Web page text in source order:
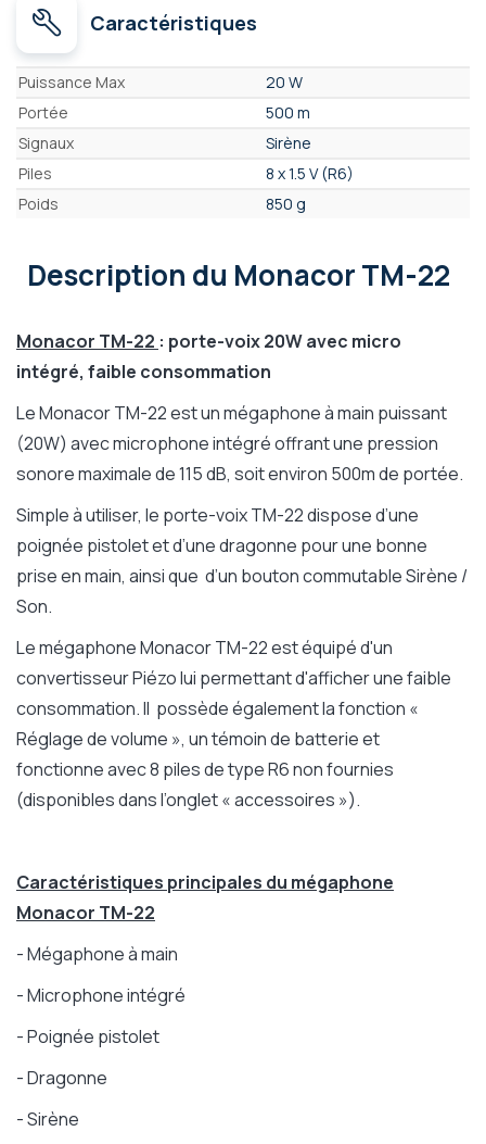
Caractéristiques
Caractéristiques
Puissance Max
20 W
Portée
500 m
Signaux
Sirène
Piles
8 x 1.5 V (R6)
Poids
850 g
Description du Monacor TM-22
Monacor TM-22 : porte-voix 20W avec micro
intégré, faible consommation
Le Monacor TM-22 est un mégaphone à main puissant
(20W) avec microphone intégré offrant une pression
sonore maximale de 115 dB, soit environ 500m de portée.
Simple à utiliser, le porte-voix TM-22 dispose d’une
poignée pistolet et d’une dragonne pour une bonne
prise en main, ainsi que d’un bouton commutable Sirène /
Son.
Le mégaphone Monacor TM-22 est équipé d'un
convertisseur Piézo lui permettant d'afficher une faible
consommation. Il possède également la fonction «
Réglage de volume », un témoin de batterie et
fonctionne avec 8 piles de type R6 non fournies
(disponibles dans l’onglet « accessoires »).
Caractéristiques principales du mégaphone
Monacor TM-22
- Mégaphone à main
- Microphone intégré
- Poignée pistolet
- Dragonne
- Sirène